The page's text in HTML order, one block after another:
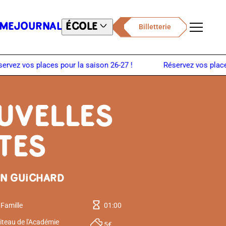
JOURNAL ÉCOLE Billetterie Menu
GUICHARD
01:00
de l'Académie